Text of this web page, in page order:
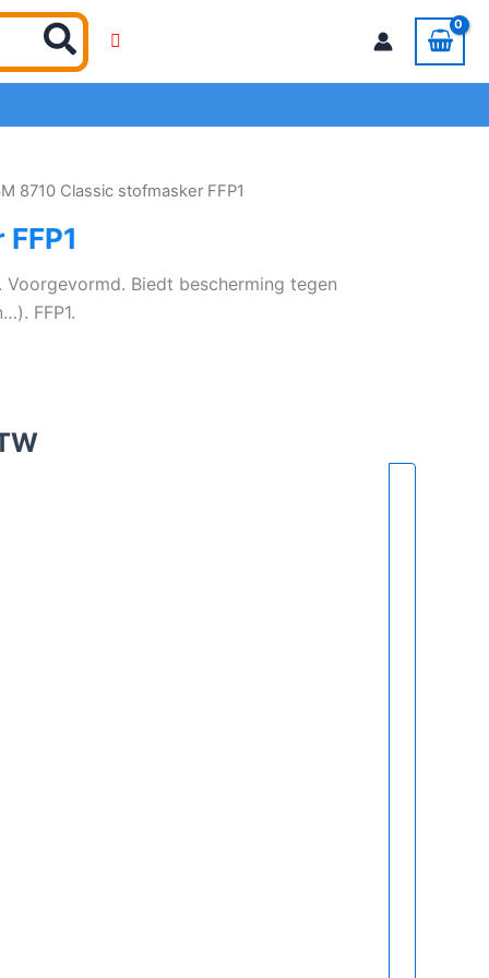
8710 Classic stofmasker FFP1
Biedt bescherming tegen
FFP1.